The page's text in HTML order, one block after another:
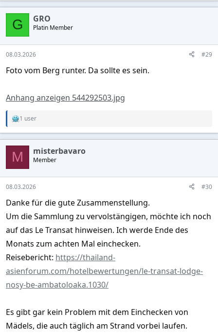
a
c
o
n
s
:
G GRO
Platin Member
08.03.2026 #29
Foto vom Berg runter. Da sollte es sein.
Anhang anzeigen 544292503.jpg
R
a
c
t
o
n
s
:
1 user
M misterbavaro
Member
08.03.2026 #30
Danke für die gute Zusammenstellung.
Um die Sammlung zu vervolstängigen, möchte ich noch
auf das Le Transat hinweisen. Ich werde Ende des
Monats zum achten Mal einchecken.
Reisebericht: https://thailand-
asienforum.com/hotelbewertungen/le-transat-lodge-
nosy-be-ambatoloaka.1030/
Es gibt gar kein Problem mit dem Einchecken von
Mädels, die auch täglich am Strand vorbei laufen.